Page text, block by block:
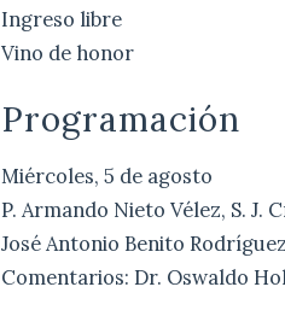
Ingreso libre
Vino de honor
Programación
Miércoles, 5 de agosto
P. Armando Nieto Vélez, S.
José Antonio Benito
Comentarios: Dr. Oswaldo